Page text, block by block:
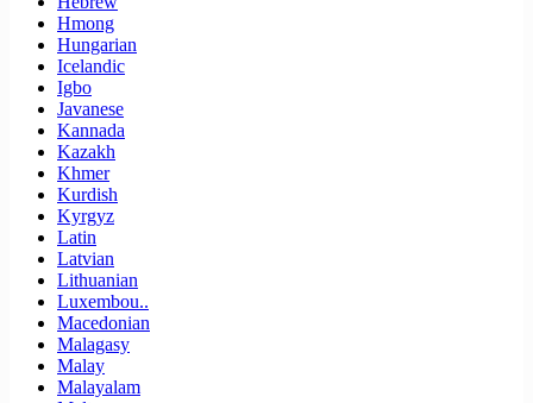
Hmong
Hungarian
Icelandic
Igbo
Javanese
Kannada
Kazakh
Khmer
Kurdish
Kyrgyz
Latin
Latvian
Lithuanian
Luxembou..
Macedonian
Malagasy
Malay
Malayalam